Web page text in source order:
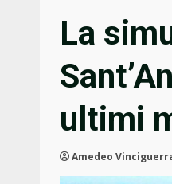
La
ultimi
Amedeo